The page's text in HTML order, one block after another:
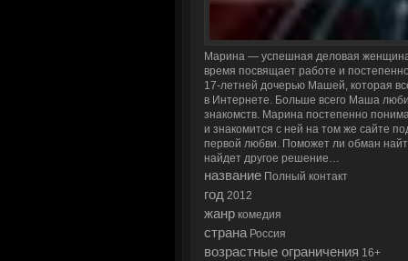
Марина — успешная деловая
время посвящает работе и
17-летней дочерью Машей, которая
в Интернете. Больше всего Маша
знакомств. Марина постепенно
и знакомится с ней на том же сайте
первой любви. Поможет ли обман
найдет другое решение…
название Полный контакт
год 2012
жанр комедия
странаРоссия
возрастные ограничения 16+